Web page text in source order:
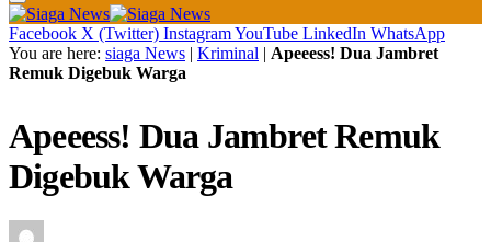
Facebook X (Twitter) InstagramYouTube LinkedIn WhatsApp
You are here: siaga News | Kriminal | Apeeess! Dua Jambret
Remuk Digebuk Warga
Apeeess! Dua Jambret Remuk
Digebuk Warga